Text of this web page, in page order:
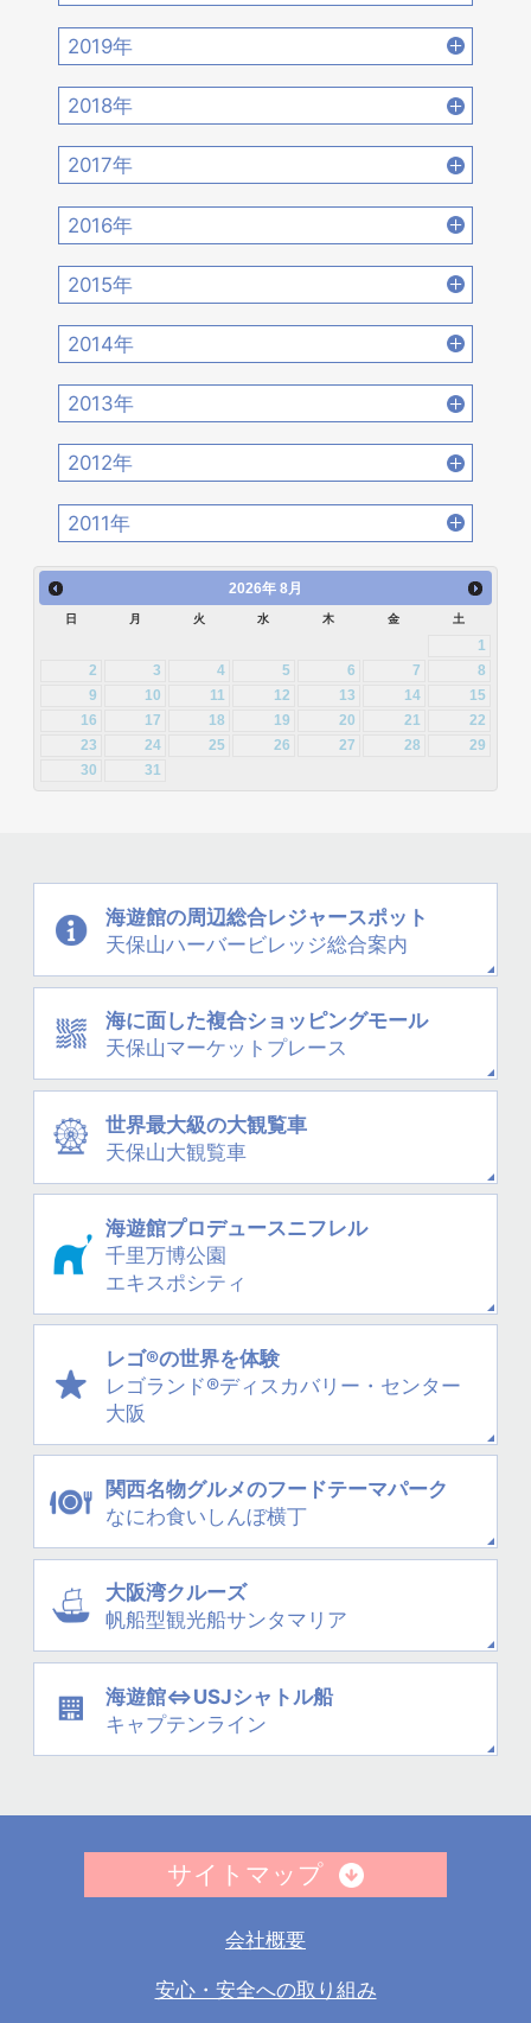
2022年8月 [20] 2022年7月 [19]
2022年6月 [17] 2022年5月 [14]
2022年4月 [15]
2022年2月 [12]
2021年10月 [17] 2021年9月 [14]
2021年8月 [21] 2021年7月 [22]
2021年6月 [17] 2021年5月 [18]
2021年4月 [16]
2021年2月 [14]
2020年12月 [21] 2020年11月 [9]
2020年10月 [21] 2020年9月 [16]
2020年6月 [21] 2020年5月 [14]
2020年4月 [12]
2020年2月 [18]
2019年
2019年12月 [14] 2019年11月 [17]
2019年10月 [12] 2019年9月 [15]
2019年6月 [18] 2019年5月 [20]
2019年4月 [16]
2019年2月 [12]
2018年
2018年12月 [20] 2018年11月 [14]
2018年10月 [20] 2018年9月 [12]
2018年8月 [15] 2018年7月 [14]
2018年6月 [18] 2018年5月 [14]
2018年4月 [21]
2018年2月 [25]
2017年
2017年12月 [28] 2017年11月 [22]
2017年10月 [21] 2017年9月 [24]
2017年8月 [31] 2017年7月 [26]
2017年6月 [25] 2017年5月 [27]
2017年4月 [26]
2017年2月 [23]
2016年
2016年12月 [21] 2016年11月 [28]
2016年10月 [26] 2016年9月 [28]
2016年8月 [39] 2016年7月 [27]
2016年6月 [27] 2016年5月 [30]
2016年4月 [32]
2016年2月 [25]
2015年
2015年12月 [30] 2015年11月 [19]
2015年10月 [26] 2015年9月 [30]
2015年8月 [31] 2015年7月 [28]
2015年6月 [29] 2015年5月 [30]
2015年4月 [26]
2015年2月 [22] 2015年1月 [25]
2014年
2014年12月 [28] 2014年11月 [23]
2014年10月 [29] 2014年9月 [26]
2014年6月 [28] 2014年5月 [25]
2014年4月 [32]
2013年
2013年12月 [27] 2013年11月 [22]
2013年10月 [28] 2013年9月 [27]
2013年8月 [26] 2013年7月 [26]
2013年6月 [28]
2013年2月 [26] 2013年1月 [31]
2012年
2012年12月 [30] 2012年11月 [12]
2012年10月 [12] 2012年9月 [5]
2012年8月 [12] 2012年7月 [1]
2011年
2011年12月 [1]
2026年 8月
日 月 火 水 木 金 土
1
2
3 4 5 6 7
8
9
10 11 12 13 14
15
16
17 18 19 20 21
22
23
24 25 26 27 28
29
30
31
海遊館の周辺総合レジャースポット
天保山ハーバービレッジ総合案内
海に面した複合ショッピングモール
天保山マーケットプレース
世界最大級の大観覧車
天保山大観覧車
海遊館プロデュースニフレル
千里万博公園
エキスポシティ
レゴ®の世界を体験
レゴランド®ディスカバリー・ センター
大阪
関西名物グルメのフードテーマパーク
なにわ食いしんぼ横丁
大阪湾クルーズ
帆船型観光船サンタマリア
海遊館⇔USJシャトル船
キャプテンライン
サイトマップ
会社概要
安心・安全への取り組み